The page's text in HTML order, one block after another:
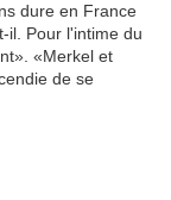
dure en France
il. Pour l'intime du
«Merkel et
de se